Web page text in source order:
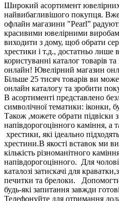
Широкий асортимент
найвибагливішого покупця.
офлайн магазини "Pearl”
красивими ювелірними
виходити з дому, щоб обрати
хрестики і т.д., достатньо лише
користуванні каталог товарів
онлайн! Ювелірний магазин
Більше 25 тисяч товарів ви
онлайн каталогу та зробити
В асортименті представлено
символічної тематики: іконки,
Також ,можете обрати підвіски
напівдорогоцінного каміння, а
хрестики, які ідеально
хрестини.В якості вставок ми
кількість різноманітного
напівдорогоцінного. Для
каталозі затискачі для
печитки та брелоки. Допомогти
будь-які запитання завжди
Телефонуйте для отримання